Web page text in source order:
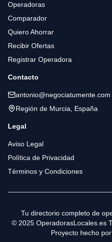
Operadoras
Comparador
Quiero Ahorrar
Recibir Ofertas
Registrar Operadora
Contacto
antonio@negociatumente.com
Región de Murcia, España
Legal
Aviso Legal
Política de Privacidad
Términos y Condiciones
Tu directorio completo de
© 2025 OperadorasLocales.es
Proyecto hecho por